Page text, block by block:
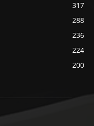
317
288
236
224
200